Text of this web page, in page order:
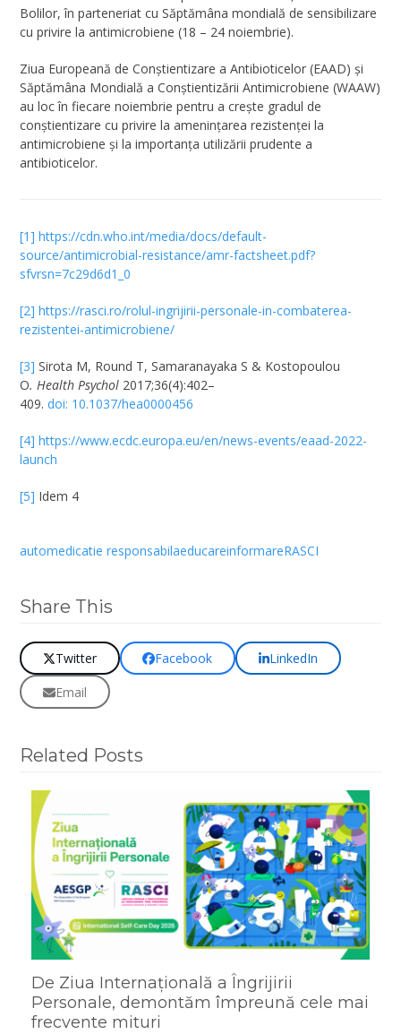
Bolilor, în parteneriat cu Săptămâna mondială de sensibilizare
cu privire la antimicrobiene (18 – 24 noiembrie).
Ziua Europeană de Conștientizare a Antibioticelor (EAAD) și
Săptămâna Mondială a Conștientizării Antimicrobiene (WAAW)
au loc în fiecare noiembrie pentru a crește gradul de
conștientizare cu privire la amenințarea rezistenței la
antimicrobiene și la importanța utilizării prudente a
antibioticelor.
[1] https://cdn.who.int/media/docs/default-
source/antimicrobial-resistance/amr-factsheet.pdf?
sfvrsn=7c29d6d1_0
[2] https://rasci.ro/rolul-ingrijirii-personale-in-combaterea-
rezistentei-antimicrobiene/
[3] Sirota M, Round T, Samaranayaka S & Kostopoulou
O. Health Psychol 2017;36(4):402–
409.doi: 10.1037/hea0000456
[4] https://www.ecdc.europa.eu/en/news-events/eaad-2022-
launch
[5] Idem 4
automedicatie responsabilaeducareinformareRASCI
Share This
Twitter Facebook
LinkedIn
Email
Related Posts
De Ziua Internațională a Îngrijirii
Personale, demontăm împreună cele mai
frecvente mituri